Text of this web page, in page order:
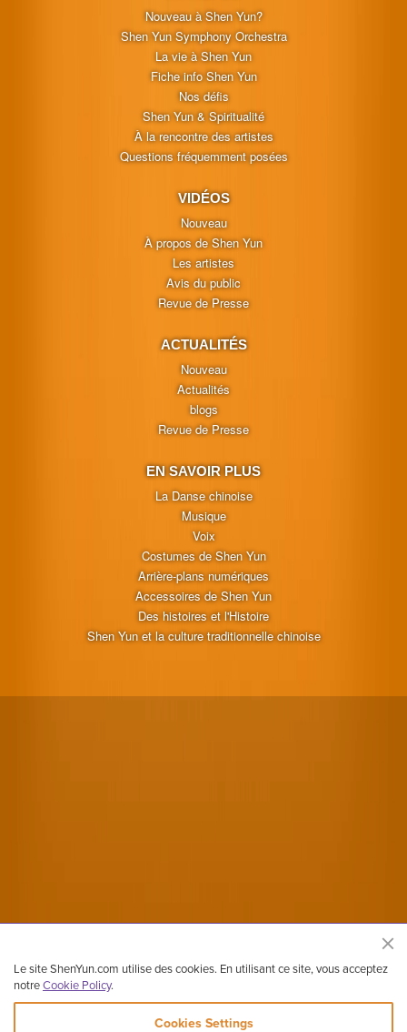
Nouveau à Shen Yun?
Shen Yun Symphony Orchestra
La vie à Shen Yun
Fiche info Shen Yun
Nos défis
Shen Yun & Spiritualité
À la rencontre des artistes
Questions fréquemment posées
VIDÉOS
Nouveau
À propos de Shen Yun
Les artistes
Avis du public
Revue de Presse
ACTUALITÉS
Nouveau
Actualités
blogs
Revue de Presse
EN SAVOIR PLUS
La Danse chinoise
Musique
Voix
Costumes de Shen Yun
Arrière-plans numériques
Accessoires de Shen Yun
Des histoires et l'Histoire
Shen Yun et la culture traditionnelle chinoise
Le site ShenYun.com utilise des cookies. En utilisant ce site, vous acceptez
notreCookie Policy.
Cookies Settings